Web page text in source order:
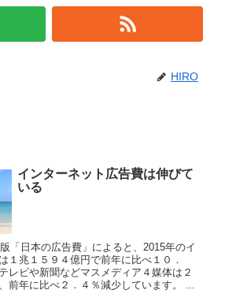
HIRO
インターネット広告費は伸びて
いる
「日本の広告費」によると、2015年のイ
１兆１５９４億円で前年に比べ１０．
レビや新聞などマスメディア４媒体は２
前年に比べ２．４％減少しています。 ...